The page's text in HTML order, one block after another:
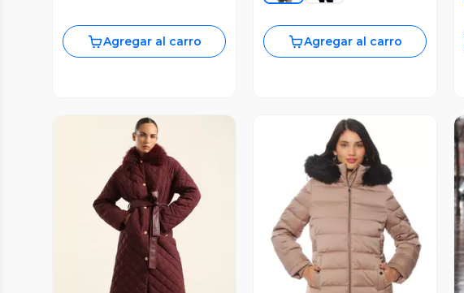
Agregar al carro Agregar al carro
Vista Previa
Vista Previa